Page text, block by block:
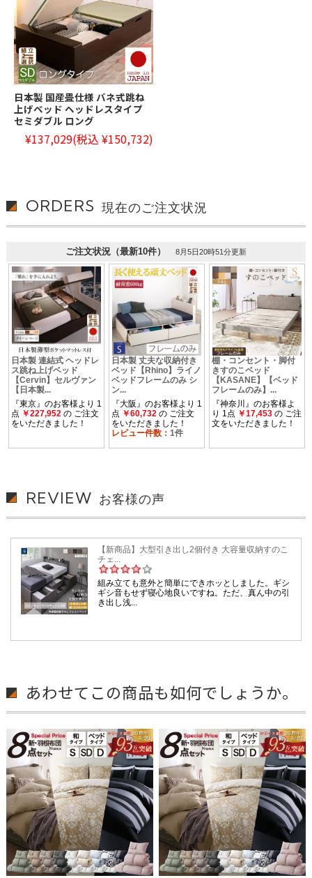
日本製 国産畳仕様 バネ式跳ね
上げベッド ヘッドレスタイプ
セミダブル ロング
¥137,029(税込 ¥150,732)
ORDERS 現在のご注文状況
REVIEW お客様の声
あわせてこの商品も如何でしょうか。